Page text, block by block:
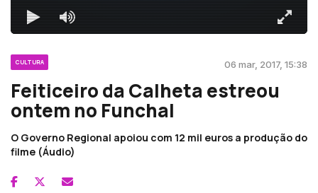
CULTURA 06 mar, 2017, 15:38
Feiticeiro da Calheta estreou
ontem no Funchal
O Governo Regional apoiou com 12 mil euros a produção do
filme (Áudio)